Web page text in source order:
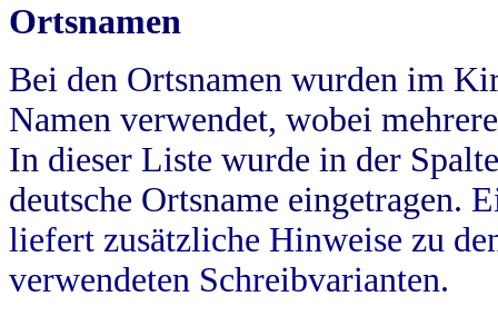
Ortsnamen
Bei den Ortsnamen wurden im
Namen verwendet, wobei
In dieser Liste wurde in der
deutsche Ortsname eingetragen.
liefert zusätzliche Hinweise zu
verwendeten Schreibvarianten.